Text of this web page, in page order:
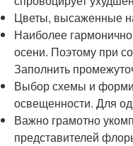
Цветы, высаженные
Наиболее
осени. Поэтому при
Заполнить
Выбор схемы и
освещенности. Для
Важно грамотно
представителей